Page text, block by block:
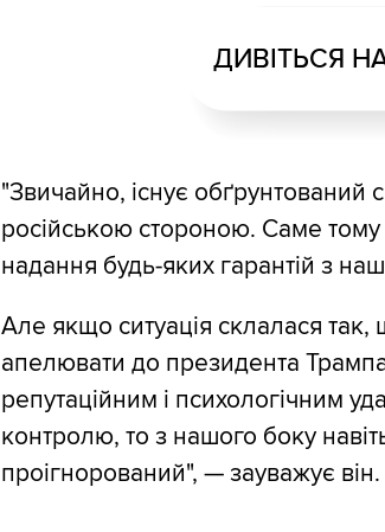
ДИВІТЬСЯ
"Звичайно, існує
російською стороною. Саме
надання будь-яких гарантій з
Але якщо ситуація склалася
апелювати до президента
репутаційним і психологічним
контролю, то з нашого боку
проігнорований", — зауважує він.